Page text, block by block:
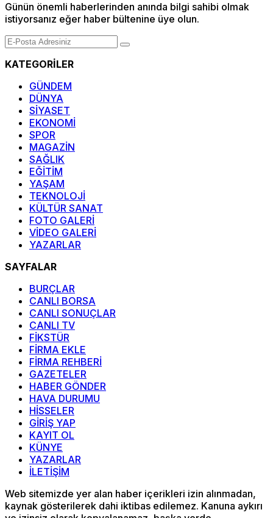
Günün önemli haberlerinden anında bilgi sahibi olmak
istiyorsanız eğer haber bültenine üye olun.
KATEGORİLER
GÜNDEM
DÜNYA
SİYASET
EKONOMİ
SPOR
MAGAZİN
SAĞLIK
EĞİTİM
YAŞAM
TEKNOLOJİ
KÜLTÜR SANAT
FOTO GALERİ
VİDEO GALERİ
YAZARLAR
SAYFALAR
BURÇLAR
CANLI BORSA
CANLI SONUÇLAR
CANLI TV
FİKSTÜR
FİRMA EKLE
FİRMA REHBERİ
GAZETELER
HABER GÖNDER
HAVA DURUMU
HİSSELER
GİRİŞ YAP
KAYIT OL
KÜNYE
YAZARLAR
İLETİŞİM
Web sitemizde yer alan haber içerikleri izin alınmadan,
kaynak gösterilerek dahi iktibas edilemez. Kanuna aykırı